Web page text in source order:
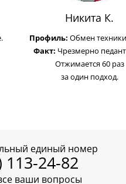
Никита К.
Профиль: Обмен
Факт: Чрезмерно
Отжимается 60 раз
за один подход.
единый номер
113-24-82
ваши вопросы